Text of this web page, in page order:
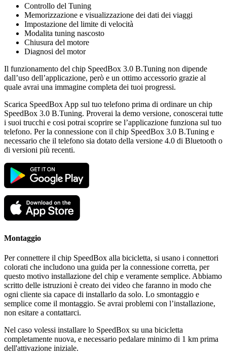
Controllo del Tuning
Memorizzazione e visualizzazione dei dati dei viaggi
Impostazione del limite di velocità
Modalita tuning nascosto
Chiusura del motore
Diagnosi del motor
Il funzionamento del chip SpeedBox 3.0 B.Tuning non dipende
dall’uso dell’applicazione, però e un ottimo accessorio grazie al
quale avrai una immagine completa dei tuoi progressi.
Scarica SpeedBox App sul tuo telefono prima di ordinare un chip
SpeedBox 3.0 B.Tuning. Proverai la demo versione, conoscerai tutte
i suoi trucchi e cosi potrai scoprire se l’applicazione funziona sul tuo
telefono. Per la connessione con il chip SpeedBox 3.0 B.Tuning e
necessario che il telefono sia dotato della versione 4.0 di Bluetooth o
di versioni più recenti.
Montaggio
Per connettere il chip SpeedBox alla bicicletta, si usano i connettori
colorati che includono una guida per la connessione corretta, per
questo motivo installazione del chip e veramente semplice. Abbiamo
scritto delle istruzioni è creato dei video che faranno in modo che
ogni cliente sia capace di installarlo da solo. Lo smontaggio e
semplice come il montaggio. Se avrai problemi con l’installazione,
non esitare a contattarci.
Nel caso volessi installare lo SpeedBox su una bicicletta
completamente nuova, e necessario pedalare minimo di 1 km prima
dell'attivazione iniziale.